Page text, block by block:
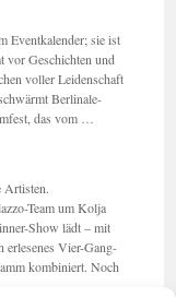
Eventkalender; sie ist
vor Geschichten und
voller Leidenschaft
Berlinale-
das vom …
Artisten.
Team um Kolja
Show lädt – mit
Vier-Gang-
kombiniert. Noch